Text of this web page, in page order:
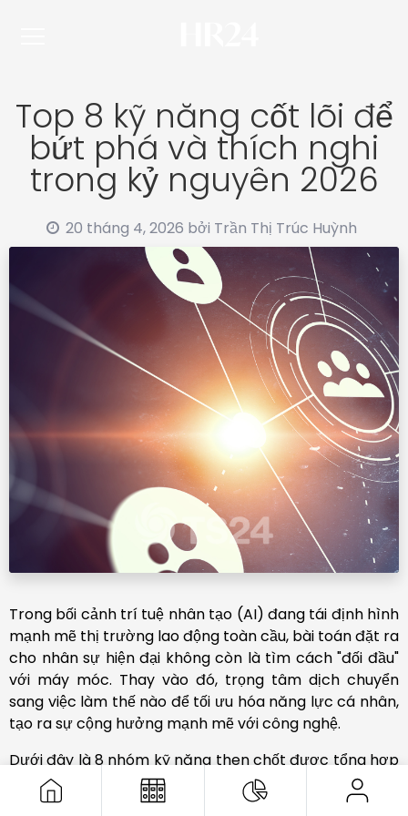
Top 8 kỹ năng cốt lõi để
bứt phá và thích nghi
trong kỷ nguyên 2026
20 tháng 4, 2026 bởi Trần Thị Trúc Huỳnh
Trong bối cảnh trí tuệ nhân tạo (AI) đang tái định hình
mạnh mẽ thị trường lao động toàn cầu, bài toán đặt ra
cho nhân sự hiện đại không còn là tìm cách "đối đầu"
với máy móc. Thay vào đó, trọng tâm dịch chuyển
sang việc làm thế nào để tối ưu hóa năng lực cá nhân,
tạo ra sự cộng hưởng mạnh mẽ với công nghệ.
Dưới đây là 8 nhóm kỹ năng then chốt được tổng hợp
từ các báo cáo chiến lược của Diễn đàn Kinh tế Thế
giới (WEF), giúp bạn xây dựng vị thế vững chắc và